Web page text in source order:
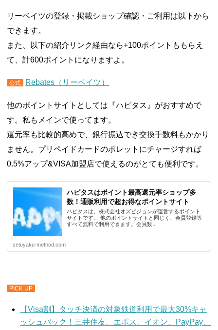
リーベイツの登録・掲載ショップ確認・ご利用は以下から
できます。
また、以下の紹介リンク経由なら+100ポイントももらえ
て、計600ポイントになりますよ。
公式 Rebates（リーベイツ）
他のポイントサイトとしては『ハピタス』がおすすめで
す。私もメインで使ってます。
還元率も比較的高めで、銀行振込でき交換手数料もかかり
ません。プリペイドカードのポレットにチャージすれば
0.5%アップ&VISA加盟店で使えるのがとても便利です。
ハピタスはポイント最高還元率ショップ多
数！通販利用で超お得なポイントサイト
ハピタスは、株式会社オズビジョンが運営するポイント
サイトです。 他のポイントサイトと同じく、会員登録等
すべて無料で利用できます。会員数...
setuyaku-method.com
PICK UP
【Visa割】タッチ決済の対象鉄道利用で最大30%キャ
ッシュバック！三井住友、エポス、イオン、PayPay、